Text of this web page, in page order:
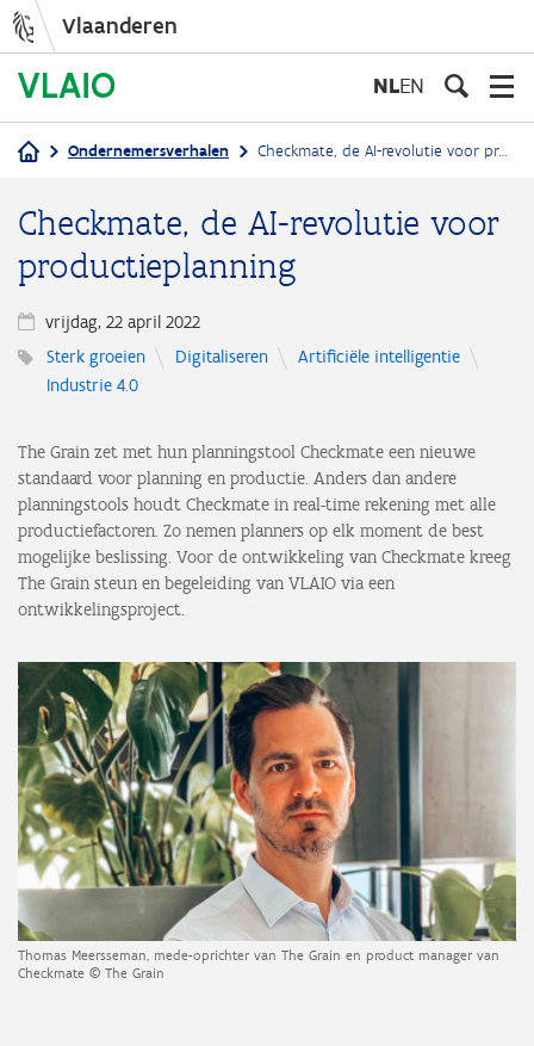
inhoud
Vlaanderen
NLEN
Ondernemersverhalen Checkmate, de AI-revolutie voor productieplanning
Checkmate, de AI-revolutie voor
productieplanning
vrijdag, 22 april 2022
Sterk groeien
Digitaliseren
Artificiële intelligentie
Industrie 4.0
The Grain zet met hun planningstool Checkmate een nieuwe
standaard voor planning en productie. Anders dan andere
planningstools houdt Checkmate in real-time rekening met alle
productiefactoren. Zo nemen planners op elk moment de best
mogelijke beslissing. Voor de ontwikkeling van Checkmate kreeg
The Grain steun en begeleiding van VLAIO via een
ontwikkelingsproject.
Thomas Meersseman, mede-oprichter van The Grain en product manager van
Checkmate © The Grain